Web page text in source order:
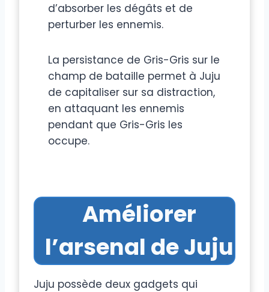
d’absorber les dégâts et de
perturber les ennemis.
La persistance de Gris-Gris sur le
champ de bataille permet à Juju
de capitaliser sur sa distraction,
en attaquant les ennemis
pendant que Gris-Gris les
occupe.
Améliorer
l’arsenal de Juju
Juju possède deux gadgets qui